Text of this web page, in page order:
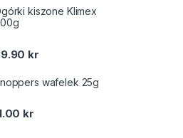
kiszone Klimex
kr
wafelek 25g
kr